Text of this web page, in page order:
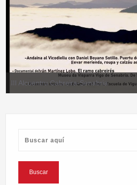
III Alcuentru Cabreira-Senabria